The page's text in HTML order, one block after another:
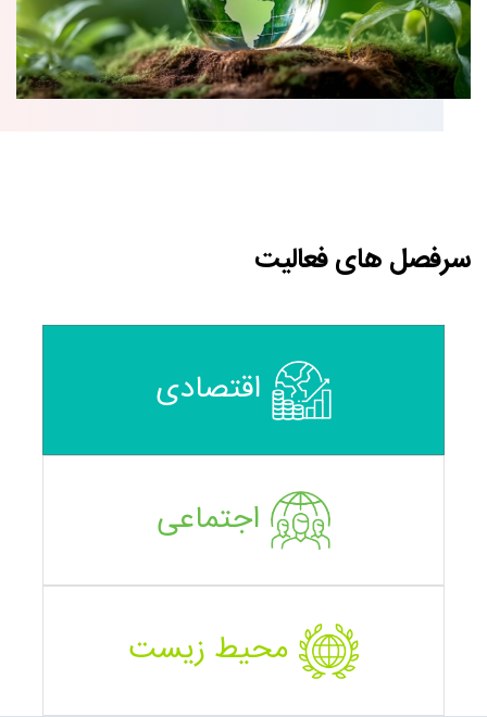
سرفصل های فعالیت
اقتصادی
اجتماعی
محیط زیست